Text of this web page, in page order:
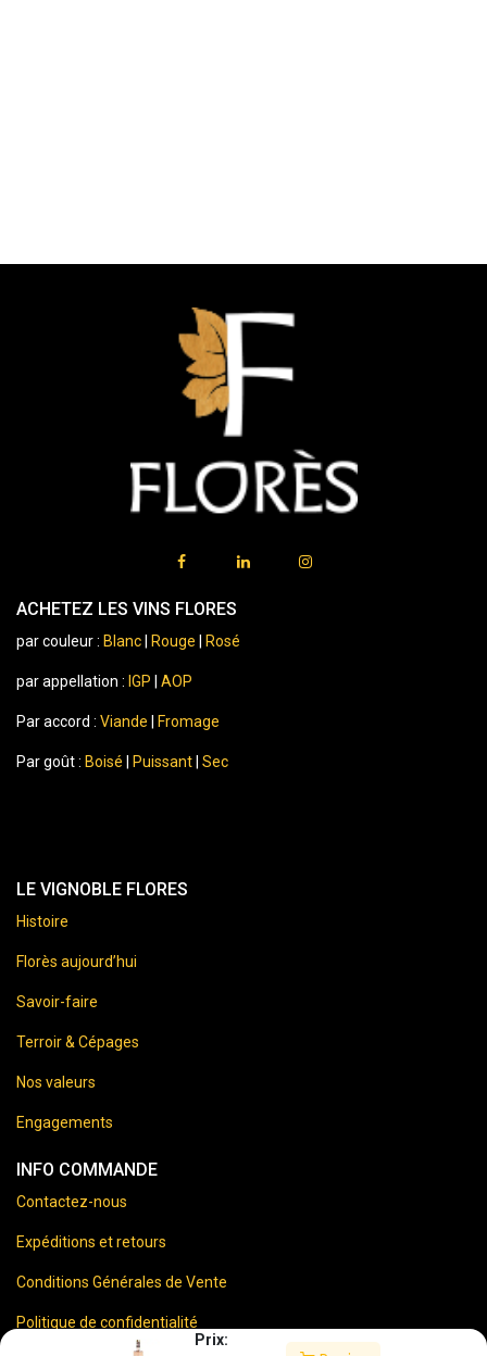
Prix:
ACHETEZ LES VINS FLORES
par couleur : Blanc Rouge Rosé
par appellation : IGP AOP
Par accord : Viande Fromage
Par goût : Boisé Puissant Sec
LE VIGNOBLE FLORES
Histoire
Florès aujourd’hui
Savoir-faire
Terroir & Cépages
Nos valeurs
Engagements
INFO COMMANDE
Contactez-nous
Expéditions et retours
Conditions Générales de Vente
Politique de confidentialité